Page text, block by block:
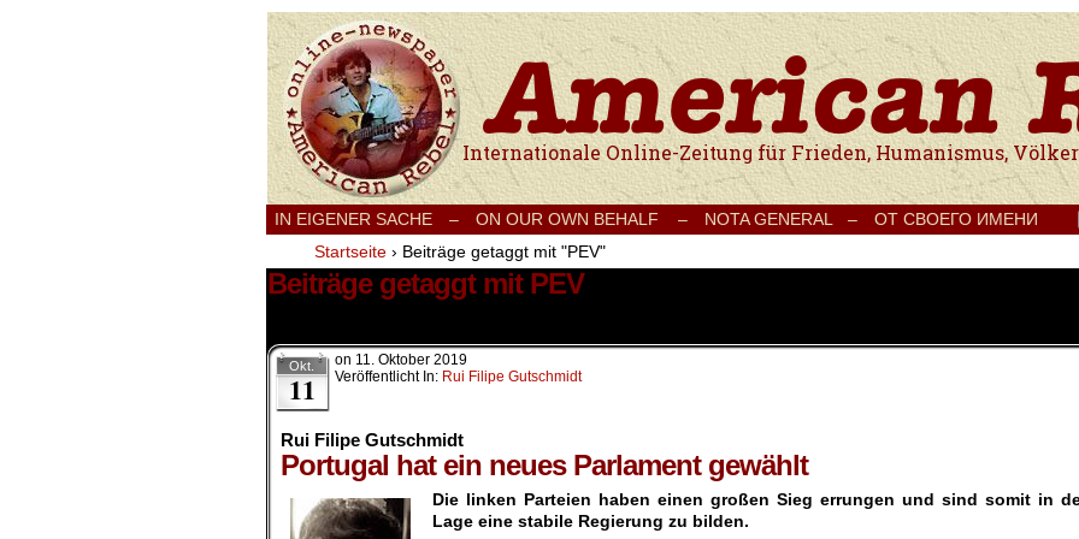
Internationale Onlinezeitung für Frieden, Humanismus, Völkerverständigung und
IN EIGENER SACHE – ON OUR OWN BEHALF – NOTA GENERAL – ОТ СВОЕГО ИМЕНИ
Startseite › Beiträge getaggt mit "PEV"
Beiträge getaggt mit PEV
Okt.
11
on 11. Oktober 2019
Veröffentlicht In: Rui Filipe Gutschmidt
Rui Filipe Gutschmidt
Portugal hat ein neues Parlament gewählt
Die linken Parteien haben einen großen Sieg errungen und sind somit in
Lage eine stabile Regierung zu bilden.